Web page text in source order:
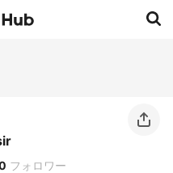
フォロワー